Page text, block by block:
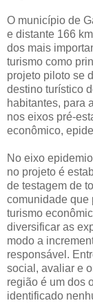
O município de
e distante 166
dos mais
turismo como
projeto piloto se
destino turístico
habitantes, para
nos eixos pré-
econômico,
No eixo
no projeto é
de testagem de
comunidade que
turismo
diversificar as
modo a
responsável.
social, avaliar e
região é um dos
identificado